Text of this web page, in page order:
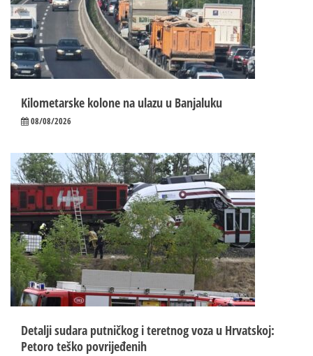
Kilometarske kolone na ulazu u Banjaluku
08/08/2026
Detalji sudara putničkog i teretnog voza u Hrvatskoj:
Petoro teško povrijeđenih